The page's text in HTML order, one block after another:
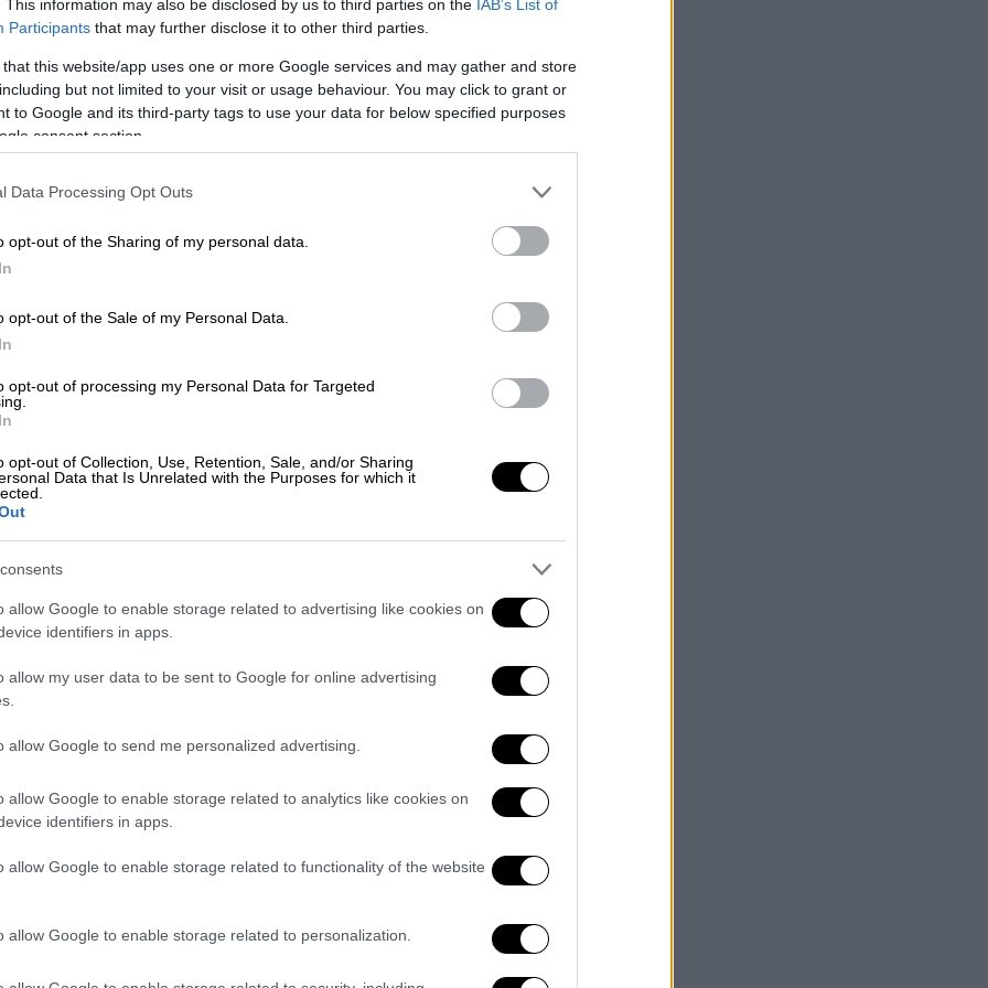
This information may also be disclosed by us to third parties on the IAB’s List of
Participants that may further disclose it to other third parties.
that this website/app uses one or more Google services and may gather and store
but not limited to your visit or usage behaviour. You may click to grant or
to Google and its third-party tags to use your data for below specified purposes
consent section.
Data Processing Opt Outs
opt-out of the Sharing of my personal data.
opt-out of the Sale of my Personal Data.
opt-out of processing my Personal Data for Targeted
opt-out of Collection, Use, Retention, Sale, and/or Sharing
Data that Is Unrelated with the Purposes for which it
allow Google to enable storage related to advertising like cookies on
identifiers in apps.
allow my user data to be sent to Google for online advertising
allow Google to send me personalized advertising.
allow Google to enable storage related to analytics like cookies on
identifiers in apps.
allow Google to enable storage related to functionality of the website
allow Google to enable storage related to personalization.
τον πιο ξεκάθαρο τρόπο την κοινή τους
της σταθερότητας στην ευρύτερη
τους στα όσα ορίζει το Διεθνές
video
στη γλώσσα που
σε ερωτήσειςδημοσιογράφων
του στα Βαλκάνια, είπε ότι
μια νύχτα»
κατά της Ελλάδας,
στρατιωτική επιχείρηση κατά της
συνεχώς για εμάς στον